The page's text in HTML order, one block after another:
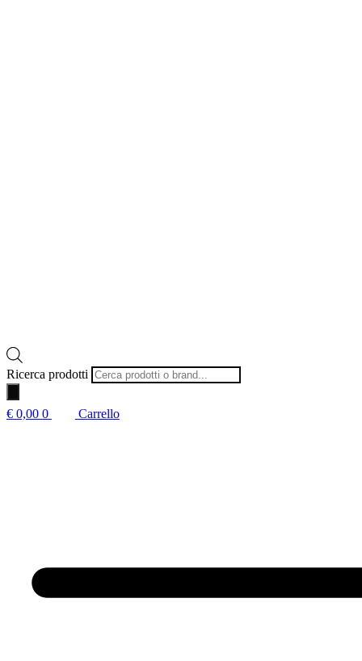
Ricerca prodotti
€ 0,00 0 Carrello